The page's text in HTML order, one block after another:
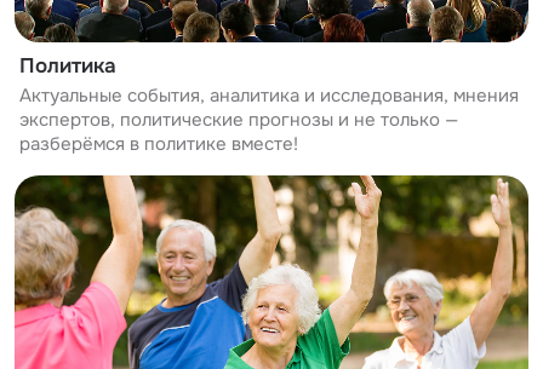
Политика
Актуальные события, аналитика и исследования, мнения
экспертов, политические прогнозы и не только —
разберёмся в политике вместе!